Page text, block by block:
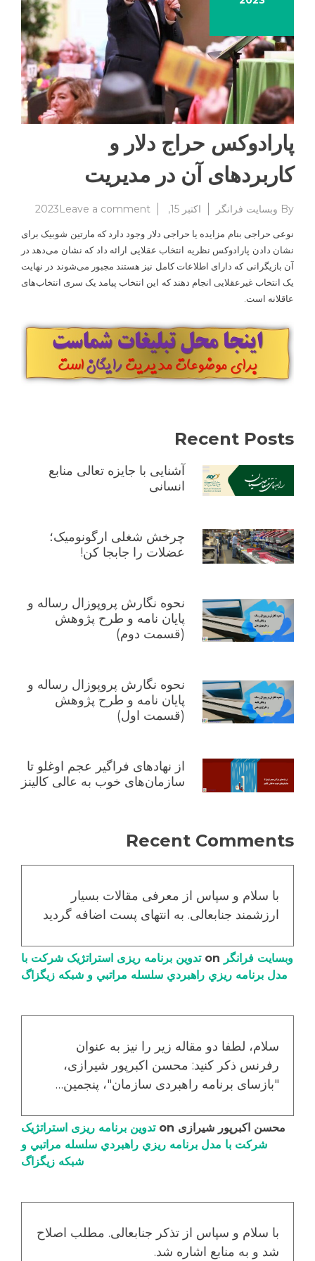
پارادوکس حراج دلار و
کاربردهای آن در مدیریت
By وبسایت فرانگر اکتبر 15, 2023 Leave a comment
on
حراج
دلار
و
مدیریت
نوعی حراجی بنام مزایده یا حراجی دلار وجود دارد که مارتین شوبیک برای
نشان دادن پارادوکس نظریه انتخاب عقلایی ارائه داد که نشان می‌دهد در
آن بازیگرانی که دارای اطلاعات کامل نیز هستند مجبور می‌شوند در نهایت
یک انتخاب غیرعقلایی انجام دهند که این انتخاب پیامد یک سری انتخاب‌های
عاقلانه ‌است.
Recent Posts
آشنایی با جایزه تعالی منابع
انسانی
چرخش شغلی ارگونومیک؛
عضلات را جابجا کن!
نحوه نگارش پروپوزال رساله و
پایان نامه و طرح پژوهش
(قسمت دوم)
نحوه نگارش پروپوزال رساله و
پایان نامه و طرح پژوهش
(قسمت اول)
از نهادهای فراگیر عجم اوغلو تا
سازمان‌های خوب به عالی کالینز
Recent Comments
با سلام و سپاس از معرفی مقالات بسیار
ارزشمند جنابعالی. به انتهای پست اضافه گردید
وبسایت فرانگر
تدوین برنامه ریزی استراتژیک شرکت با
مدل برنامه ریزي راهبردي سلسله مراتبي و شبکه زیگزاگ
سلام، لطفا دو مقاله زیر را نیز به عنوان
رفرنس ذکر کنید: محسن اکبرپور شیرازی،
"بازسای برنامه راهبردی سازمان"، پنجمین…
محسن اکبرپور شیرازی
تدوین برنامه ریزی استراتژیک
شرکت با مدل برنامه ریزي راهبردي سلسله مراتبي و
شبکه زیگزاگ
با سلام و سپاس از تذکر جنابعالی. مطلب اصلاح
شد و به منابع اشاره شد.